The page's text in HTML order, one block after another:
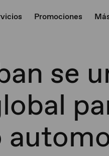
Promociones
se